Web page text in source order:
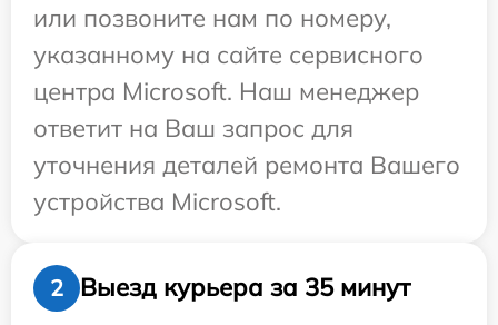
или позвоните нам по номеру,
указанному на сайте сервисного
центра Microsoft. Наш менеджер
ответит на Ваш запрос для
уточнения деталей ремонта Вашего
устройства Microsoft.
2
Выезд курьера за 35 минут